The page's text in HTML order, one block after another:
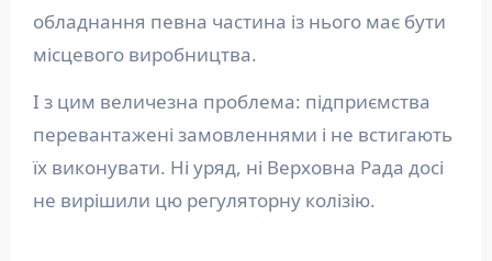
обладнання певна частина із нього має бути
місцевого виробництва.
І з цим величезна проблема: підприємства
перевантажені замовленнями і не встигають
їх виконувати. Ні уряд, ні Верховна Рада досі
не вирішили цю регуляторну колізію.